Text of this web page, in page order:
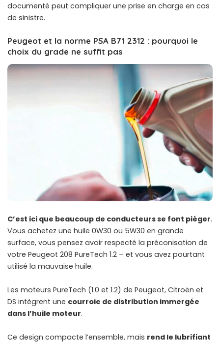
documenté peut compliquer une prise en charge en cas
de sinistre.
Peugeot et la norme PSA B71 2312 : pourquoi le
choix du grade ne suffit pas
C’est ici que beaucoup de conducteurs se font piéger.
Vous achetez une huile 0W30 ou 5W30 en grande
surface, vous pensez avoir respecté la préconisation de
votre Peugeot 208 PureTech 1.2 – et vous avez pourtant
utilisé la mauvaise huile.
Les moteurs PureTech (1.0 et 1.2) de Peugeot, Citroën et
DS intègrent une courroie de distribution immergée
dans l’huile moteur.
Ce design compacte l’ensemble, mais rend le lubrifiant